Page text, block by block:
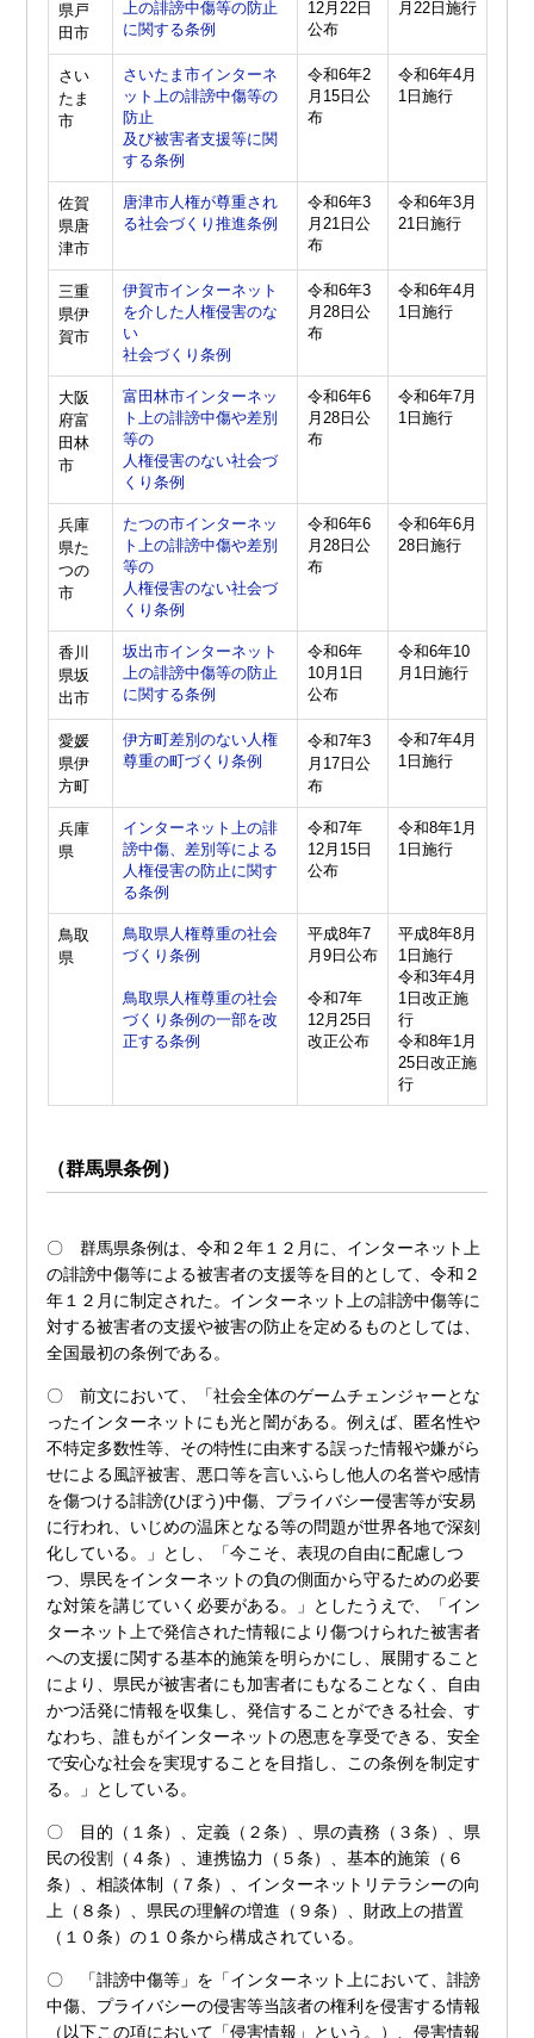
県戸
田市
上の誹謗中傷等の防止
に関する条例
12月22日
公布
月22日施行
さい
たま
市
さいたま市インターネ
ット上の誹謗中傷等の
防止
及び被害者支援等に関
する条例
令和6年2
月15日公
布
令和6年4月
1日施行
佐賀
県唐
津市
唐津市人権が尊重され
る社会づくり推進条例
令和6年3
月21日公
布
令和6年3月
21日施行
三重
県伊
賀市
伊賀市インターネット
を介した人権侵害のな
い
社会づくり条例
令和6年3
月28日公
布
令和6年4月
1日施行
大阪
府富
田林
市
富田林市インターネッ
ト上の誹謗中傷や差別
等の
人権侵害のない社会づ
くり条例
令和6年6
月28日公
布
令和6年7月
1日施行
兵庫
県た
つの
市
たつの市インターネッ
ト上の誹謗中傷や差別
等の
人権侵害のない社会づ
くり条例
令和6年6
月28日公
布
令和6年6月
28日施行
香川
県坂
出市
坂出市インターネット
上の誹謗中傷等の防止
に関する条例
令和6年
10月1日
公布
令和6年10
月1日施行
愛媛
県伊
方町
伊方町差別のない人権
尊重の町づくり条例
令和7年3
月17日公
布
令和7年4月
1日施行
兵庫
県
インターネット上の誹
謗中傷、差別等による
人権侵害の防止に関す
る条例
令和7年
12月15日
公布
令和8年1月
1日施行
鳥取
県
鳥取県人権尊重の社会
づくり条例
鳥取県人権尊重の社会
づくり条例の一部を改
正する条例
平成8年7
月9日公布
令和7年
12月25日
改正公布
平成8年8月
1日施行
令和3年4月
1日改正施
行
令和8年1月
25日改正施
行
（群馬県条例）
〇 群馬県条例は、令和２年１２月に、インターネット上
の誹謗中傷等による被害者の支援等を目的として、令和２
年１２月に制定された。インターネット上の誹謗中傷等に
対する被害者の支援や被害の防止を定めるものとしては、
全国最初の条例である。
〇 前文において、「社会全体のゲームチェンジャーとな
ったインターネットにも光と闇がある。例えば、匿名性や
不特定多数性等、その特性に由来する誤った情報や嫌がら
せによる風評被害、悪口等を言いふらし他人の名誉や感情
を傷つける誹謗(ひぼう)中傷、プライバシー侵害等が安易
に行われ、いじめの温床となる等の問題が世界各地で深刻
化している。」とし、「今こそ、表現の自由に配慮しつ
つ、県民をインターネットの負の側面から守るための必要
な対策を講じていく必要がある。」としたうえで、「イン
ターネット上で発信された情報により傷つけられた被害者
への支援に関する基本的施策を明らかにし、展開すること
により、県民が被害者にも加害者にもなることなく、自由
かつ活発に情報を収集し、発信することができる社会、す
なわち、誰もがインターネットの恩恵を享受できる、安全
で安心な社会を実現することを目指し、この条例を制定す
る。」としている。
〇 目的（１条）、定義（２条）、県の責務（３条）、県
民の役割（４条）、連携協力（５条）、基本的施策（６
条）、相談体制（７条）、インターネットリテラシーの向
上（８条）、県民の理解の増進（９条）、財政上の措置
（１０条）の１０条から構成されている。
〇 「誹謗中傷等」を「インターネット上において、誹謗
中傷、プライバシーの侵害等当該者の権利を侵害する情報
（以下この項において「侵害情報」という。）、侵害情報